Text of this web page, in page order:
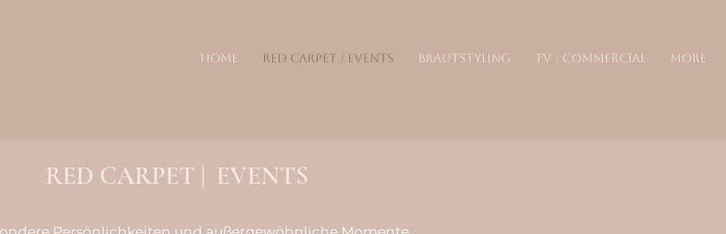
HOME RED CARPET / EVENTS BRAUTSTYLING TV / COMMERCIAL More
RED CARPET | EVENTS